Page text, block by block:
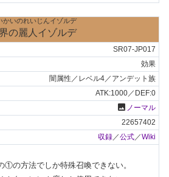
かいのれいじんイゾルデ
の麗人イゾルデ
SR07-JP017
効果
闇属性／レベル4／アンデット族
ATK:1000／DEF:0
photo ノーマル
22657402
収録／公式／Wiki
①の方法でしか特殊召喚できない。